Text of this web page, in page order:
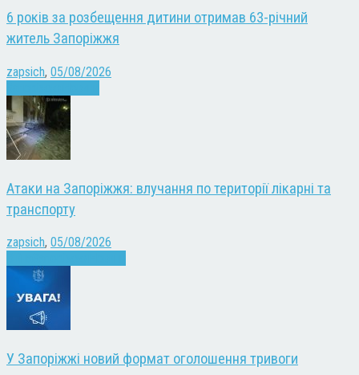
6 років за розбещення дитини отримав 63-річний
житель Запоріжжя
zapsich, 05/08/2026
Атаки на Запоріжжя: влучання по території лікарні та
транспорту
zapsich, 05/08/2026
У Запоріжжі новий формат оголошення тривоги